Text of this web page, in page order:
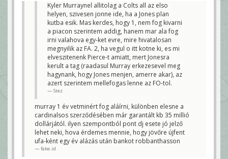
Kyler Murraynel allitolag a Colts all az elso
helyen, szivesen jonne ide, ha a Jones plan
kutba esik. Mas kerdes, hogy 1, nem fog kivarni
a piacon szerintem addig, hanem mar ala fog
irni valahova egy-ket evre, mire hivatalosan
megnyilik az FA. 2, ha vegul o itt kotne ki, es mi
elveszitenenk Pierce-t amiatt, mert Jonesra
kerult a tag (raadasul Murray erkezesevel meg
hagynank, hogy Jones menjen, amerre akar), az
azert szerintem mellefogas lenne az FO-tol.
Stez
murray 1 év vetminért fog aláírni, különben elesne a
cardinalsos szerződésében már garantált kb 35 millió
dollárjától. ilyen szempontból pont dj esete jó jelző
lehet neki, hova érdemes mennie, hogy jövőre újfent
ufa-ként egy év alázás után bankot robbanthasson
fake.id